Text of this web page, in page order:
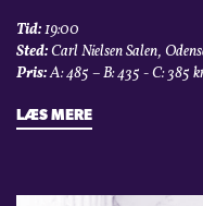
Tid:19:00
Sted:Carl Nielsen Salen,
Pris:A: 485 – B: 435 - C: 385
LÆS MERE